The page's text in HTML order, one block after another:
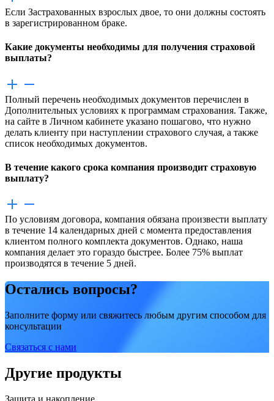
Если Застрахованных взрослых двое, то они должны состоять
в зарегистрированном браке.
Какие документы необходимы для получения страховой
выплаты?
Полный перечень необходимых документов перечислен в
Дополнительных условиях к программам страхования. Также,
на сайте в Личном кабинете указано пошагово, что нужно
делать клиенту при наступлении страхового случая, а также
список необходимых документов.
В течение какого срока компания производит страховую
выплату?
По условиям договора, компания обязана произвести выплату
в течение 14 календарных дней с момента предоставления
клиентом полного комплекта документов. Однако, наша
компания делает это гораздо быстрее. Более 75% выплат
производятся в течение 5 дней.
Остались вопросы?
Заполните форму или свяжитесь любым другим способом для
консультации
Связаться с нами
Другие продукты
Защита и накопление